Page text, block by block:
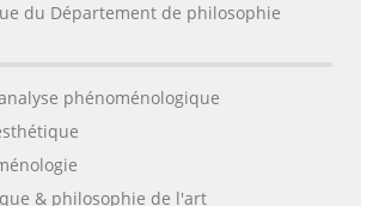
du Département de philosophie
phénoménologique
& philosophie de l'art